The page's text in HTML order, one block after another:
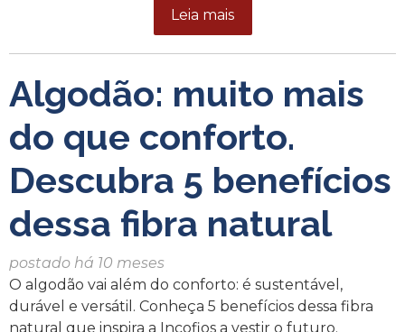
Leia mais
Algodão: muito mais
do que conforto.
Descubra 5 benefícios
dessa fibra natural
postado há 10 meses
O algodão vai além do conforto: é sustentável,
durável e versátil. Conheça 5 benefícios dessa fibra
natural que inspira a Incofios a vestir o futuro.